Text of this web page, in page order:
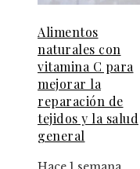
Alimentos
naturales con
vitamina C para
mejorar la
reparación de
tejidos y la salud
general